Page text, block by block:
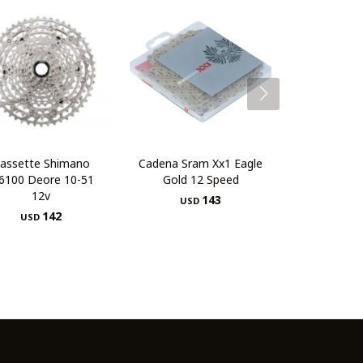
Shimano
Deore 10-51
12v
USD 142
Cadena Sram Xx1 Eagle
Gold 12 Speed
USD 143